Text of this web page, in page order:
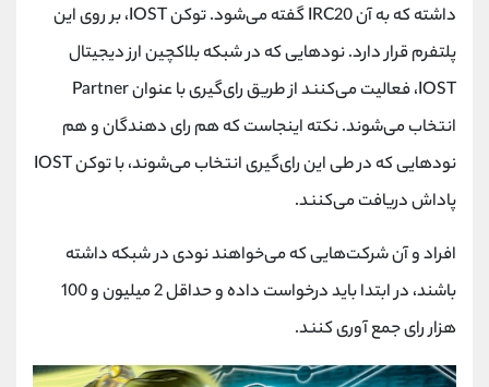
داشته که به آن IRC20 گفته می‌شود. توکن IOST، بر روی این
پلتفرم قرار دارد. نودهایی که در شبکه بلاکچین ارز دیجیتال
IOST، فعالیت می‌کنند از طریق رای‌گیری با عنوان Partner
انتخاب می‌شوند. نکته اینجاست که هم رای دهندگان و هم
نودهایی که در طی این رای‌گیری انتخاب می‌شوند، با توکن IOST
پاداش دریافت می‌کنند.
افراد و آن شرکت‌هایی که می‌خواهند نودی در شبکه داشته
باشند، در ابتدا باید درخواست داده و حداقل 2 میلیون و 100
هزار رای جمع آوری کنند.